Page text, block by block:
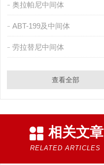
奥拉帕尼中间体
ABT-199及中间体
劳拉替尼中间体
查看全部
相关文章
RELATED ARTICLES